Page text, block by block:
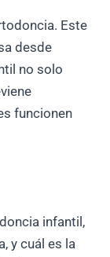
Este
desde
no solo
funcionen
infantil,
y cuál es la